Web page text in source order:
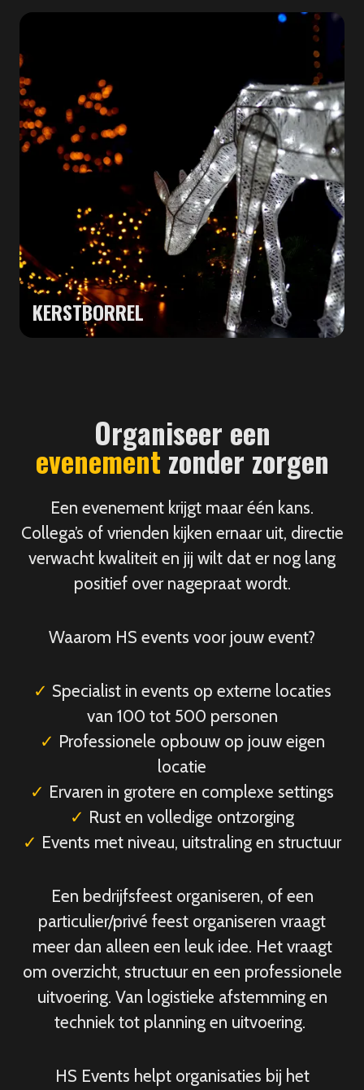
KERSTBORREL
Organiseer een
evenement zonder zorgen
Een evenement krijgt maar één kans.
Collega’s of vrienden kijken ernaar uit, directie
verwacht kwaliteit en jij wilt dat er nog lang
positief over nagepraat wordt.
Waarom HS events voor jouw event?
✓ Specialist in events op externe locaties
van 100 tot 500 personen
✓ Professionele opbouw op jouw eigen
locatie
✓ Ervaren in grotere en complexe settings
✓ Rust en volledige ontzorging
✓ Events met niveau, uitstraling en structuur
Een bedrijfsfeest organiseren, of een
particulier/privé feest organiseren vraagt
meer dan alleen een leuk idee. Het vraagt
om overzicht, structuur en een professionele
uitvoering. Van logistieke afstemming en
techniek tot planning en uitvoering.
HS Events helpt organisaties bij het